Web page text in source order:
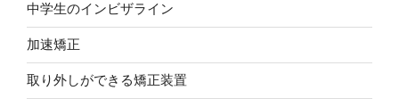
中学生のインビザライン
加速矯正
取り外しができる矯正装置